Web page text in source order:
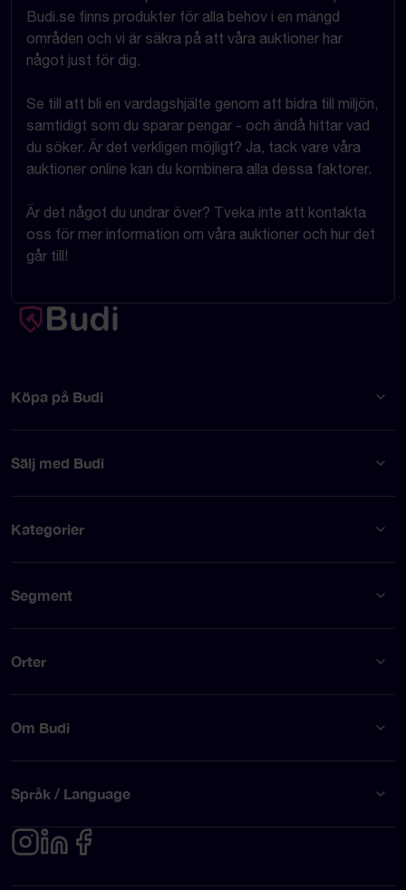
Budi.se finns produkter för alla behov i en mängd
områden och vi är säkra på att våra auktioner har
något just för dig.
Se till att bli en vardagshjälte genom att bidra till miljön,
samtidigt som du sparar pengar - och ändå hittar vad
du söker. Är det verkligen möjligt? Ja, tack vare våra
auktioner online kan du kombinera alla dessa faktorer.
Är det något du undrar över? Tveka inte att kontakta
oss för mer information om våra auktioner och hur det
går till!
Köpa på Budi
Sälj med Budi
Kategorier
Segment
Orter
Om Budi
Språk / Language